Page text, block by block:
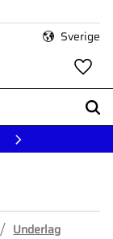
Sverige
Underlag